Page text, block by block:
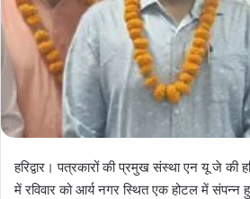
हरिद्वार। पत्रकारों की प्रमुख संस्था एन यू जे की
में रविवार को आर्य नगर स्थित एक होटल में संपन्न